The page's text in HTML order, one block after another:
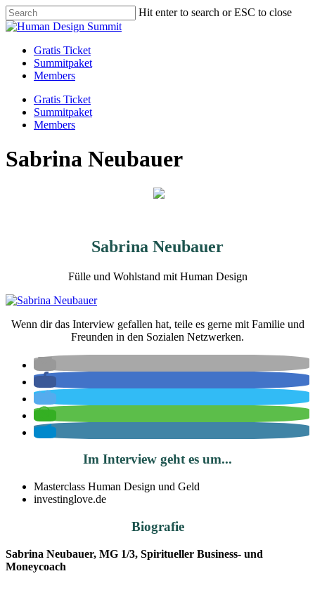
Skip
to
content
Hit enter to search or ESC to close
Close
Menu
Gratis Ticket
Summitpaket
Members
Gratis Ticket
Summitpaket
Members
Sabrina Neubauer
Sabrina Neubauer
Fülle und Wohlstand mit Human Design
Wenn dir das Interview gefallen hat, teile es gerne mit Familie und
Freunden in den Sozialen Netzwerken.
Im Interview geht es um...
Masterclass Human Design und Geld
investinglove.de
Biografie
Sabrina Neubauer, MG 1/3, Spiritueller Business- und
Moneycoach